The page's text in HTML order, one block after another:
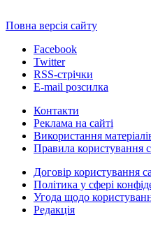
Повна версія сайту
Facebook
Twitter
RSS-стрічки
E-mail розсилка
Контакти
Реклама на сайті
Використання
Правила користування
Договір користування
Політика у сфері
Угода щодо
Редакція